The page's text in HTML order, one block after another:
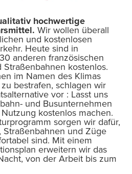
hochwertige
Wir wollen überall
und kostenlosen
Heute sind in
anderen französischen
Straßenbahnen kostenlos.
im Namen des Klimas
bestrafen, schlagen wir
vor : Lasst uns
und Busunternehmen
kostenlos machen.
sorgen wir dafür,
Straßenbahnen und Züge
sind. Mit einem
erweitern wir das
von der Arbeit bis zum